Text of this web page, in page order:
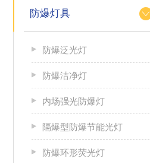
防爆灯具
防爆泛光灯
防爆洁净灯
内场强光防爆灯
隔爆型防爆节能光灯
防爆环形荧光灯